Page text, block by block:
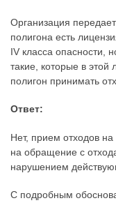
Организация
полигона есть
IV класса опасности,
такие, которые в
полигон принимать
Ответ:
Нет, прием отходов
на обращение с
нарушением
С подробным